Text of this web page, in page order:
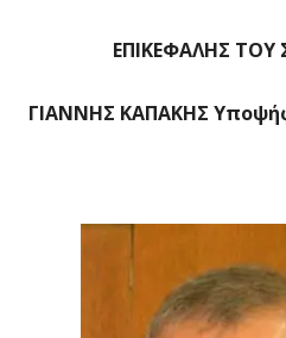
ΕΠΙΚΕΦΑΛΗΣ
ΓΙΑΝΝΗΣ ΚΑΠΑΚΗΣ